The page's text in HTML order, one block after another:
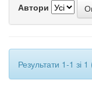
Автори
Результати 1-1 зі